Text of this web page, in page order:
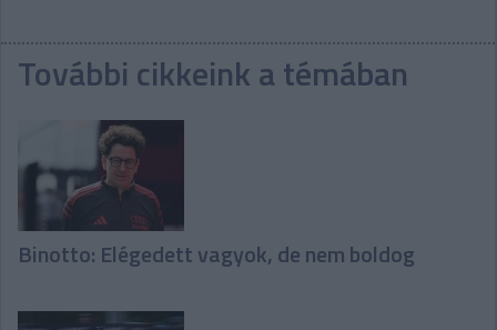
További cikkeink a témában
Binotto: Elégedett vagyok, de nem boldog